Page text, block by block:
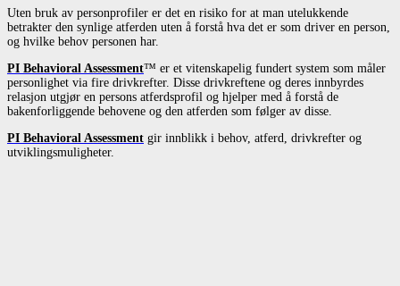
Uten bruk av personprofiler er det en risiko for at man utelukkende
betrakter den synlige atferden uten å forstå hva det er som driver en person,
og hvilke behov personen har.
PI Behavioral Assessment™ er et vitenskapelig fundert system som måler
personlighet via fire drivkrefter. Disse drivkreftene og deres innbyrdes
relasjon utgjør en persons atferdsprofil og hjelper med å forstå de
bakenforliggende behovene og den atferden som følger av disse.
PI Behavioral Assessment gir innblikk i behov, atferd, drivkrefter og
utviklingsmuligheter.